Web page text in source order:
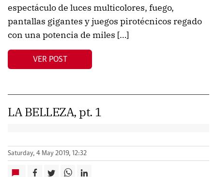
espectáculo de luces multicolores, fuego,
pantallas gigantes y juegos pirotécnicos regado
con una potencia de miles […]
VER POST
LA BELLEZA, pt. 1
Saturday, 4 May 2019, 12:32